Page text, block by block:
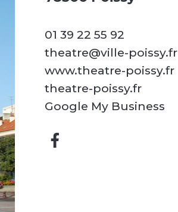
01 39 22 55 92
theatre@ville-poissy.fr
www.theatre-poissy.fr
theatre-poissy.fr
Google My Business